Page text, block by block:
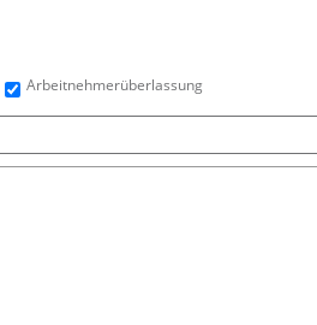
Arbeitnehmerüberlassung